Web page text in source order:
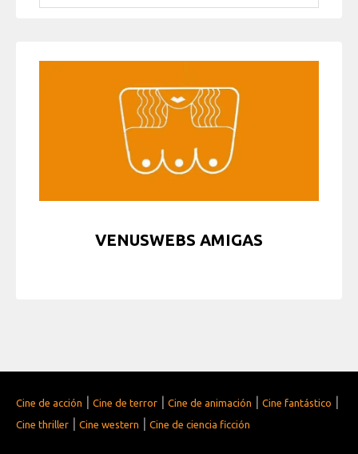
VENUSWEBS AMIGAS
Cine de acción | Cine de terror | Cine de animación | Cine fantástico |
Cine thriller | Cine western | Cine de ciencia ficción